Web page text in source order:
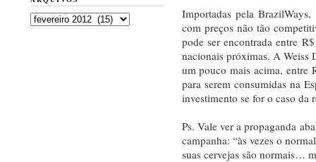
Importadas pela
com preços não tão
pode ser encontrada entre
nacionais próximas. A Weiss
um pouco mais acima, entre
para serem consumidas na
investimento se for o caso da
Ps. Vale ver a propaganda
campanha: “às vezes o
suas cervejas são normais…
Arquivos